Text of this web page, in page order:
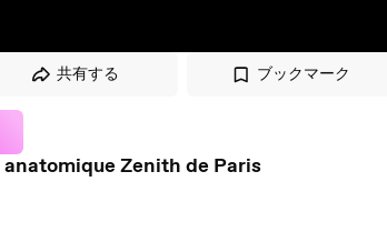
共有する ブックマーク
Christophe Willem Bombe anatomique Zenith de Paris